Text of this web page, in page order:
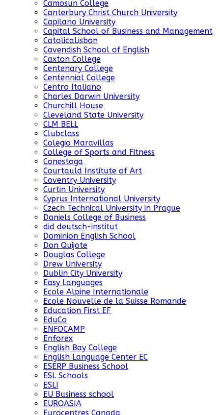
Camosun College
Canterbury Christ Church University
Capilano University
Capital School of Business and Management
CatolicaLisbon
Cavendish School of English
Caxton College
Centenary College
Centennial College
Centro Italiano
Charles Darwin University
Churchill House
Cleveland State University
CLM BELL
Clubclass
Colegio Maravillas
College of Sports and Fitness
Conestoga
Courtauld Institute of Art
Coventry University
Curtin University
Cyprus International University
Czech Technical University in Prague
Daniels College of Business
did deutsch-institut
Dominion English School
Don Quijote
Douglas College
Drew University
Dublin City University
Easy Languages
Ecole Alpine Internationale
Ecole Nouvelle de la Suisse Romande
Education First EF
EduCo
ENFOCAMP
Enforex
English Bay College
English Language Center EC
ESERP Business School
ESL Schools
ESLI
EU Business school
EUROASIA
Eurocentres Canada